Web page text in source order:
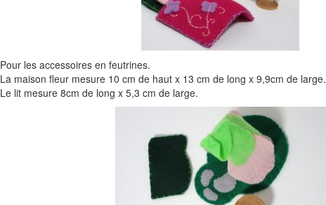
Pour les accessoires en feutrines.
La maison fleur mesure 10 cm de haut x 13 cm de long x 9,9cm de large.
Le lit mesure 8cm de long x 5,3 cm de large.